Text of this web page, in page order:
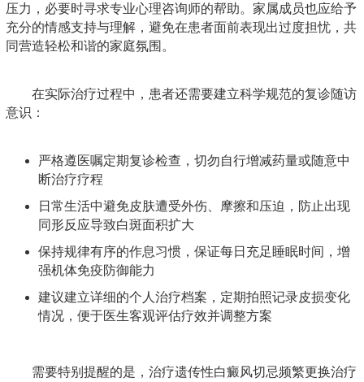
压力，必要时寻求专业心理咨询师的帮助。家属成员也应给予
充分的情感支持与理解，避免在患者面前表现出过度担忧，共
同营造轻松和谐的家庭氛围。
在实际治疗过程中，患者还需要建立科学规范的复诊随访
意识：
严格遵医嘱定期复诊检查，切勿自行增减药量或随意中
断治疗疗程
日常生活中避免皮肤遭受外伤、摩擦和压迫，防止出现
同形反应导致白斑面积扩大
保持规律有序的作息习惯，保证每日充足睡眠时间，增
强机体免疫防御能力
建议建立详细的个人治疗档案，定期拍照记录皮损变化
情况，便于医生客观评估疗效并调整方案
需要特别提醒的是，治疗遗传性白癜风切忌频繁更换治疗